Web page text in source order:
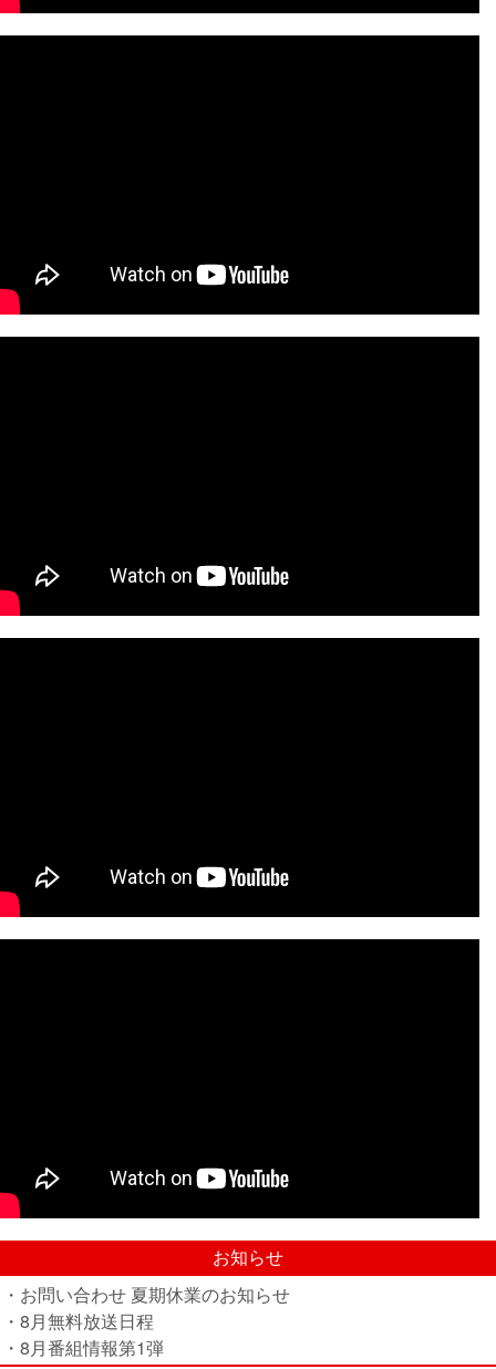
お知らせ
・お問い合わせ 夏期休業のお知らせ
・8月無料放送日程
・8月番組情報第1弾